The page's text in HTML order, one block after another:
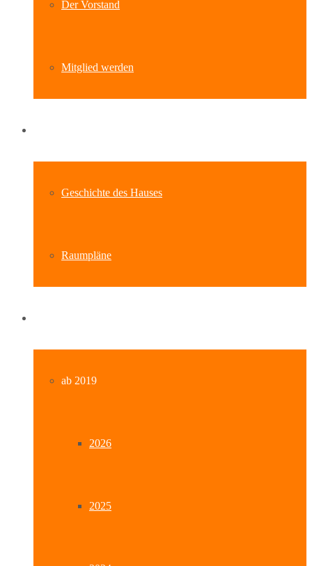
Der Vorstand
Mitglied werden
Geschichte des Hauses
Raumpläne
ab 2019
2026
2025